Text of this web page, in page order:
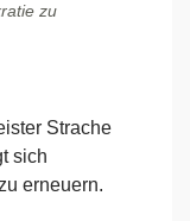
zu
Strache
sich
erneuern.